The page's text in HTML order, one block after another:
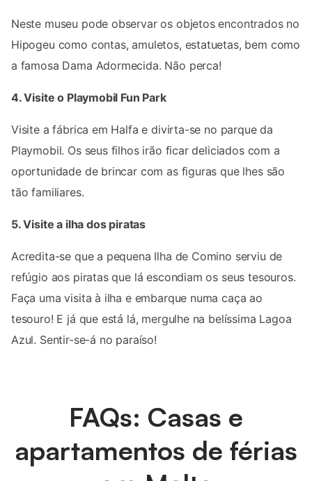
Neste museu pode observar os objetos encontrados no
Hipogeu como contas, amuletos, estatuetas, bem como
a famosa Dama Adormecida. Não perca!
4. Visite o Playmobil Fun Park
Visite a fábrica em Halfa e divirta-se no parque da
Playmobil. Os seus filhos irão ficar deliciados com a
oportunidade de brincar com as figuras que lhes são
tão familiares.
5. Visite a ilha dos piratas
Acredita-se que a pequena Ilha de Comino serviu de
refúgio aos piratas que lá escondiam os seus tesouros.
Faça uma visita à ilha e embarque numa caça ao
tesouro! E já que está lá, mergulhe na belíssima Lagoa
Azul. Sentir-se-á no paraíso!
FAQs: Casas e
apartamentos de férias